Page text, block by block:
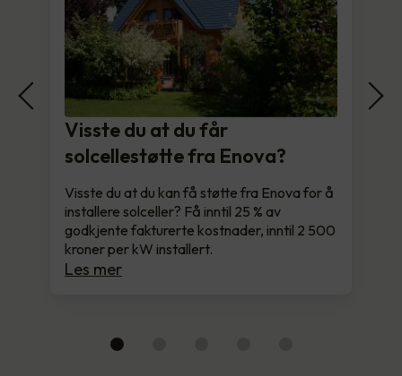
Visste du at du får
solcellestøtte fra Enova?
Visste du at du kan få støtte fra Enova for å
installere solceller? Få inntil 25 % av
godkjente fakturerte kostnader, inntil 2 500
kroner per kW installert.
Les mer